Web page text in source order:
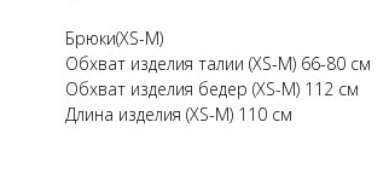
Брюки(XS-M)
Обхват изделия талии (XS-M) 66-80 см
Обхват изделия бедер (XS-M) 112 см
Длина изделия (XS-M) 110 см